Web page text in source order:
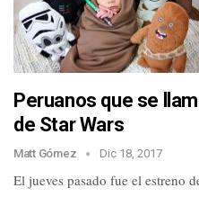
Peruanos que se
de Star Wars
Matt Gómez Dic 18, 2017
El jueves pasado fue el estreno